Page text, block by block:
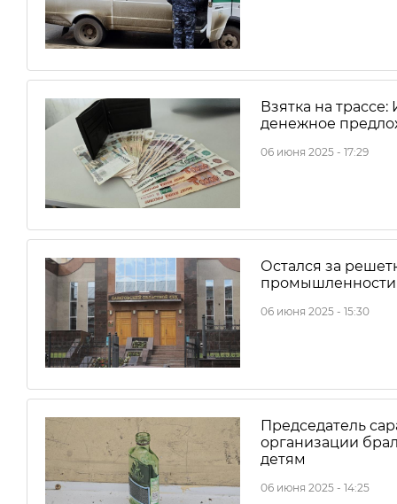
Взятка на
денежное
06 июня 2025 - 17:29
Остался за
промышленности
06 июня 2025 - 15:30
Председатель
организации
детям
06 июня 2025 - 14:25